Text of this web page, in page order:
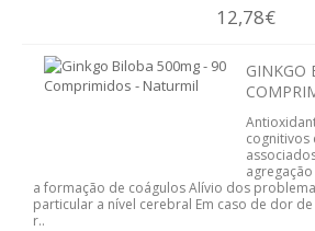
PROSTATA
SISTEMA CARDIOVASCULAR
SISTEMA IMUNITÁRIO
12,78€
GINKGO
cognitivos
a formação de coágulos Alívio dos
particular a nível cerebral Em caso de dor
r..